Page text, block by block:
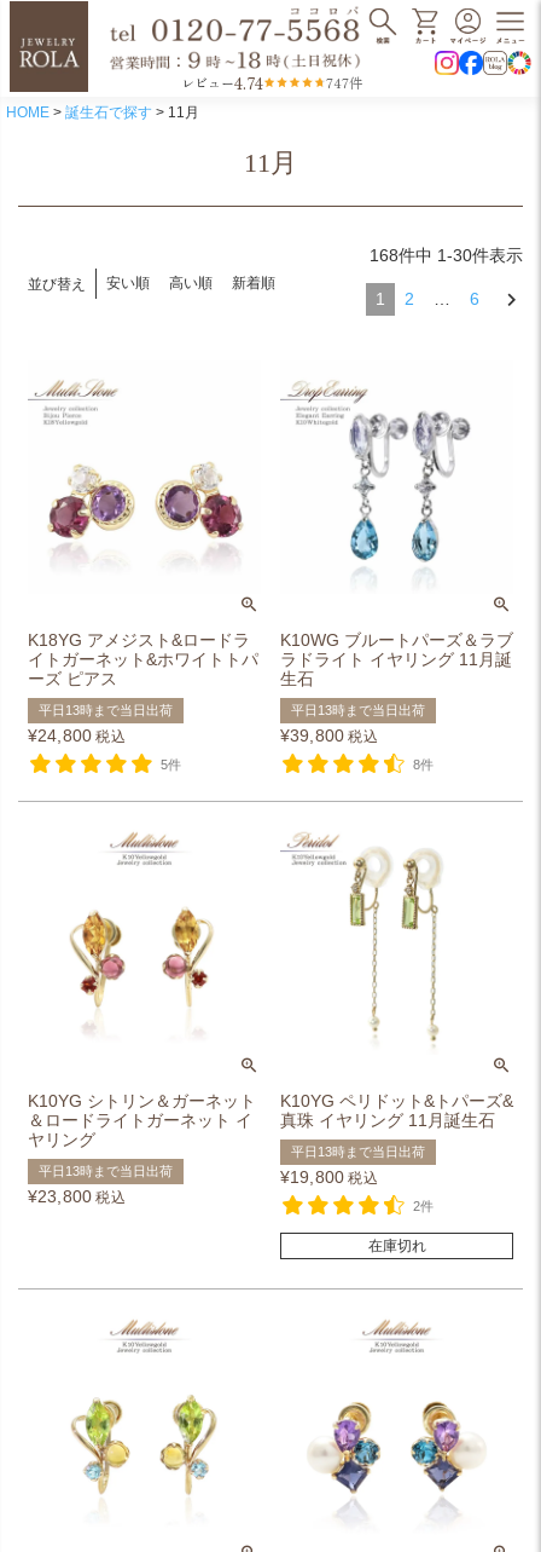
レビュー4.74 747件
HOME 誕生石で探す 11月
11月
並び替え 安い順 高い順 新着順
168件中 1-30件表示
1 2 6
K18YG アメジスト&ロードラ
イトガーネット&ホワイトトパ
ーズ ピアス
平日13時まで当日出荷
¥24,800 税込
5件
K10WG ブルートパーズ＆ラブ
ラドライト イヤリング 11月誕
生石
平日13時まで当日出荷
¥39,800 税込
8件
K10YG シトリン＆ガーネット
＆ロードライトガーネット イ
ヤリング
平日13時まで当日出荷
¥23,800 税込
K10YG ペリドット&トパーズ&
真珠 イヤリング 11月誕生石
平日13時まで当日出荷
¥19,800 税込
2件
在庫切れ